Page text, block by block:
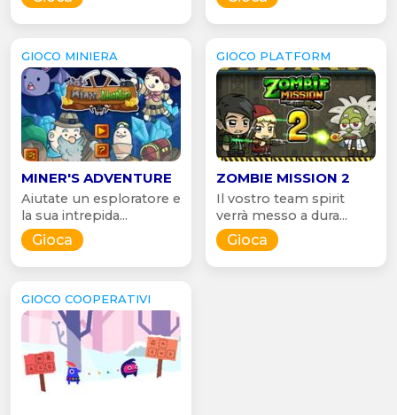
GIOCO MINIERA
MINER'S ADVENTURE
Aiutate un esploratore e
la sua intrepida...
Gioca
GIOCO PLATFORM
ZOMBIE MISSION 2
Il vostro team spirit
verrà messo a dura...
Gioca
GIOCO COOPERATIVI